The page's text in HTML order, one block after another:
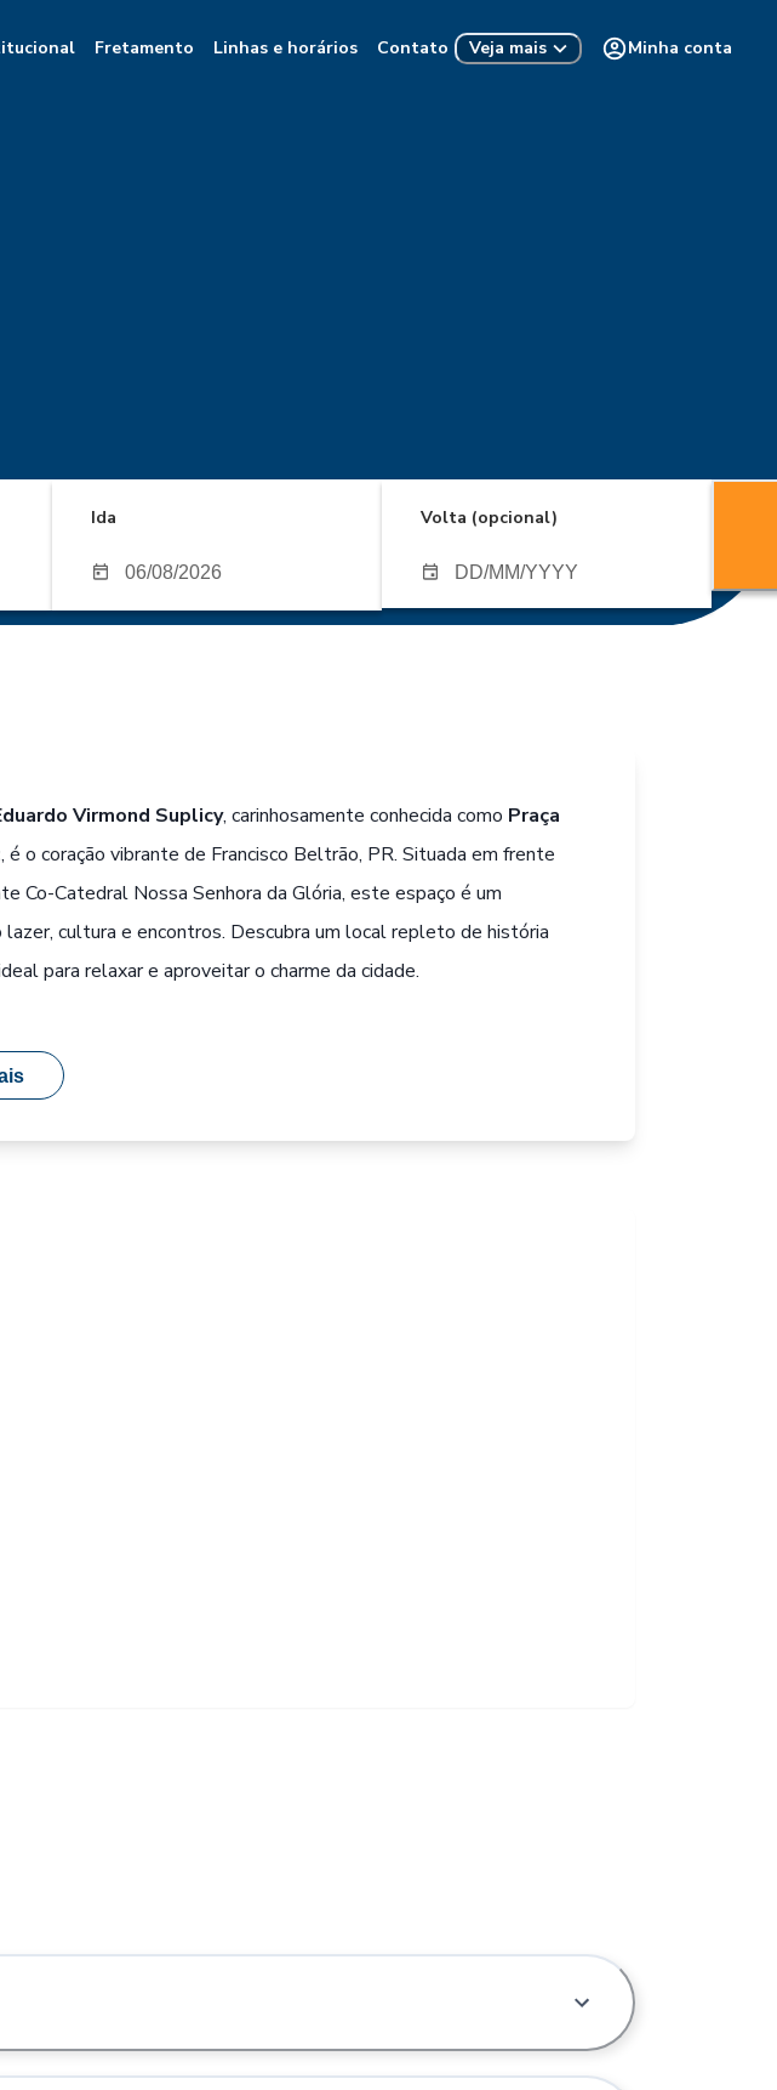
Fretamento Linhas e horários Contato Veja mais Minha conta
Ida Volta (opcional)
Virmond Suplicy, carinhosamente conhecida como Praça
, é o coração vibrante de Francisco Beltrão, PR. Situada em frente
Co-Catedral Nossa Senhora da Glória, este espaço é um
lazer, cultura e encontros. Descubra um local repleto de história
para relaxar e aproveitar o charme da cidade.